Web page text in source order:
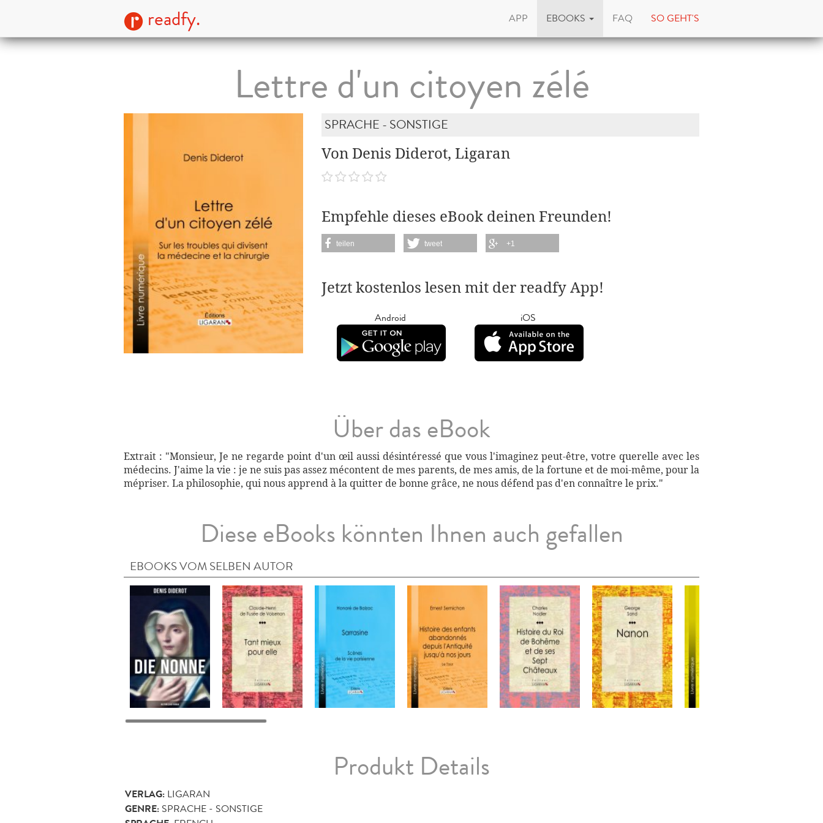
readfy. APP EBOOKS FAQ SO GEHT'S
Lettre d'un citoyen zélé
SPRACHE - SONSTIGE
Von Denis Diderot, Ligaran
Empfehle dieses eBook deinen Freunden!
teilen tweet +1
Jetzt kostenlos lesen mit der readfy App!
Android iOS
Über das eBook
Extrait : "Monsieur, Je ne regarde point d'un œil aussi désintéressé que vous l'imaginez peut-être, votre querelle avec les
médecins. J'aime la vie : je ne suis pas assez mécontent de mes parents, de mes amis, de la fortune et de moi-même, pour la
mépriser. La philosophie, qui nous apprend à la quitter de bonne grâce, ne nous défend pas d'en connaître le prix."
Diese eBooks könnten Ihnen auch gefallen
EBOOKS VOM SELBEN AUTOR
Produkt Details
VERLAG: LIGARAN
GENRE: SPRACHE - SONSTIGE